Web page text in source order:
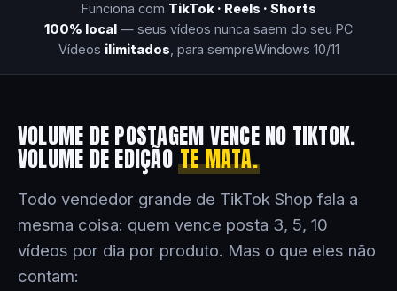
Funciona com TikTok · Reels · Shorts
100% local — seus vídeos nunca saem do seu PC
Vídeos ilimitados , para sempreWindows 10/11
VOLUME DE POSTAGEM VENCE NO TIKTOK.
VOLUME DE EDIÇÃOTE MATA.
Todo vendedor grande de TikTok Shop fala a
mesma coisa: quem vence posta 3, 5, 10
vídeos por dia por produto. Mas o que eles não
contam: